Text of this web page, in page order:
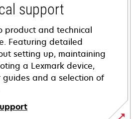
support
product and technical
Featuring detailed
setting up, maintaining
a Lexmark device,
guides and a selection of